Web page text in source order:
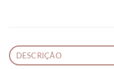
DESCRIÇÃO